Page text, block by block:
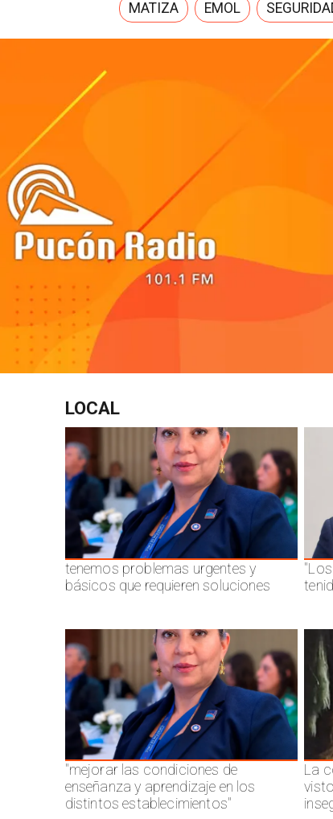
MATIZA EMOL
LOCAL
tenemos problemas urgentes y
básicos que requieren soluciones
"mejorar las condiciones de
enseñanza y aprendizaje en los
distintos establecimientos"
La